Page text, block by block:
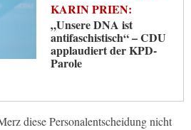
KARIN PRIEN:
„Unsere DNA ist
antifaschistisch“ – CDU
applaudiert der KPD-
Parole
diese Personalentscheidung nicht